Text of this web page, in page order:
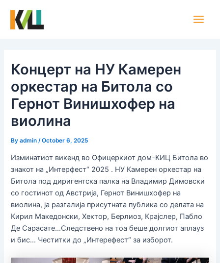
content
Концерт на НУ Камерен
оркестар на Битола со
Гернот Винишхофер на
виолина
Byadmin /October 6, 2025
Изминатиот викенд во Офицеркиот дом-КИЦ Битола во
знакот на „Интерфест“ 2025 . НУ Камерен оркестар на
Битола под диригентска палка на Владимир Димовски
со гостинот од Австрија, Гернот Винишхофер на
виолина, ја разгалија присутната публика со делата на
Кирил Македонски, Хектор, Берлиоз, Крајслер, Пабло
Де Сарасате…Следствено на тоа беше долгиот аплауз
и бис… Честитки до „Интерефест“ за изборот.
navigation